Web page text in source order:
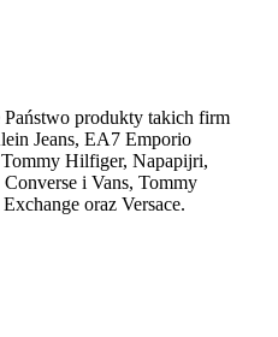
produkty takich firm
Jeans, EA7 Emporio
Tommy Hilfiger, Napapijri,
i Vans, Tommy
oraz Versace.